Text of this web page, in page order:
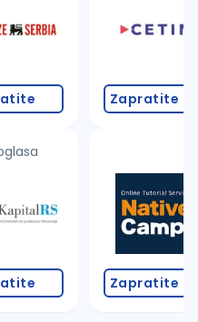
Zapratite
Zapratite